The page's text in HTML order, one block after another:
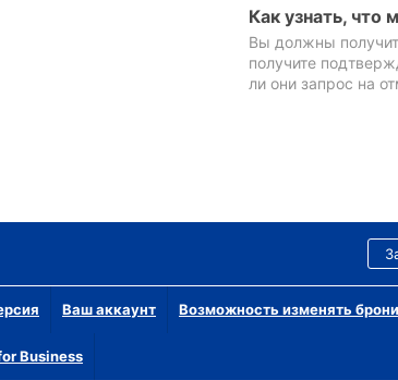
Как узнать, что
Вы должны
получите
ли они запрос на
Ваш аккаунт Возможность изменять
Business